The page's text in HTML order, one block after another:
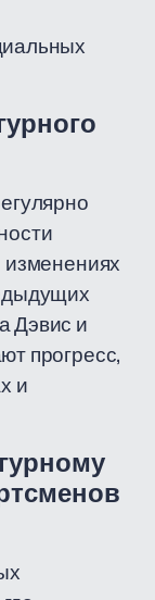
изменениях
Дэвис и
прогресс,
и